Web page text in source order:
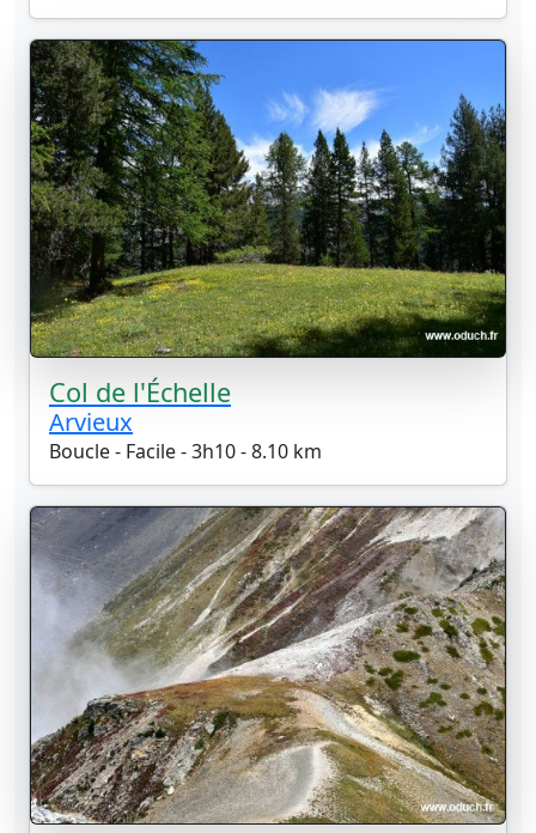
Col de l'Échelle
Arvieux
Boucle - Facile - 3h10 - 8.10 km